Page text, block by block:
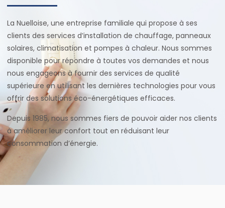
La Nuelloise, une entreprise familiale qui propose à ses
clients des services d’installation de chauffage, panneaux
solaires, climatisation et pompes à chaleur. Nous sommes
disponible pour répondre à toutes vos demandes et nous
nous engageons à fournir des services de qualité
supérieure en utilisant les dernières technologies pour vous
offrir des solutions éco-énergétiques efficaces.
Depuis 1985, nous sommes fiers de pouvoir aider nos clients
à améliorer leur confort tout en réduisant leur
consommation d’énergie.